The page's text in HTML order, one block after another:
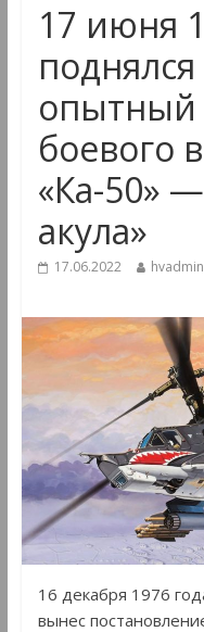
17 июня
опытный
боевого
«Ка-50»
акула»
17.06.2022 hvadmin
16 декабря 1976
вынес